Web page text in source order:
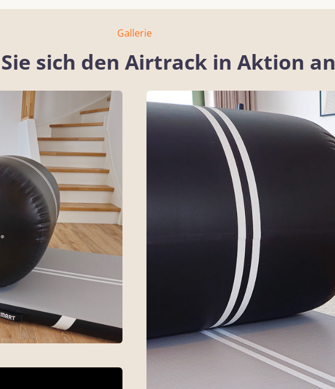
Gallerie
sich den Airtrack in Aktion an